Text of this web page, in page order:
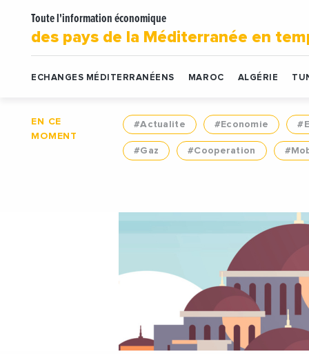
Toute l'information économique
des pays de la Méditerranée en
ECHANGES MÉDITERRANÉENS MAROC ALGÉRIE
EN CE
MOMENT
#Actualite #Economie
#Gaz #Cooperation